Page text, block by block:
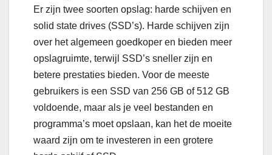
Er zijn twee soorten opslag: harde schijven en
solid state drives (SSD’s). Harde schijven zijn
over het algemeen goedkoper en bieden meer
opslagruimte, terwijl SSD’s sneller zijn en
betere prestaties bieden. Voor de meeste
gebruikers is een SSD van 256 GB of 512 GB
voldoende, maar als je veel bestanden en
programma’s moet opslaan, kan het de moeite
waard zijn om te investeren in een grotere